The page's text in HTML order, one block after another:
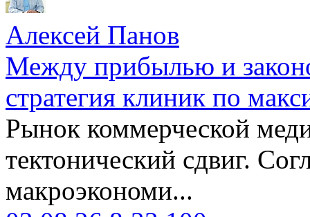
Алексей Панов
Между прибылью и
стратегия клиник по
Рынок коммерческой
тектонический сдвиг.
макроэкономи...